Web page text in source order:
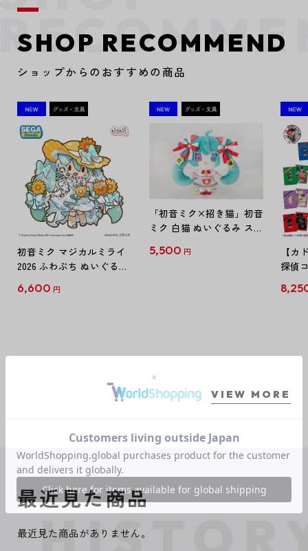
SHOP RECOMMEND
ショップからのおすすめの商品
初音ミク マジカルミライ
2026 ふわぷち ぬいぐるみ
6,600 円
「初音ミク×招き猫」初音
ミク 白猫 ぬいぐるみ スタ
5,500 円
【カ
探偵
クリ
VIEW MORE
最近見た商品
最近見た商品がありません。